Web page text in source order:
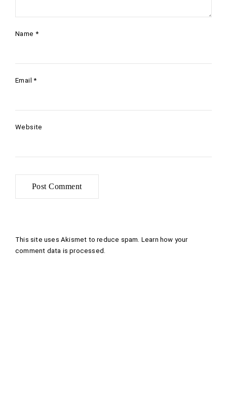
Name *
Email*
Website
This site uses Akismet to reduce spam. Learn how your
comment data is processed